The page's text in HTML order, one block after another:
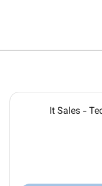
It Sales -